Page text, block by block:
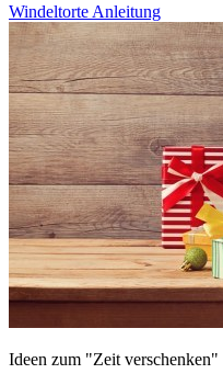
Windeltorte Anleitung
Ideen zum "Zeit verschenken"